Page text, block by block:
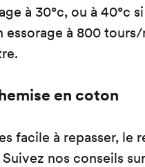
à 30°c, ou à 40°c
essorage à 800 tours/
en coton
facile à repasser, le
nos conseils